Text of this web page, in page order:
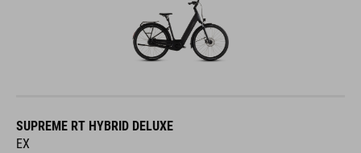
SUPREME RT HYBRID DELUXE
EX